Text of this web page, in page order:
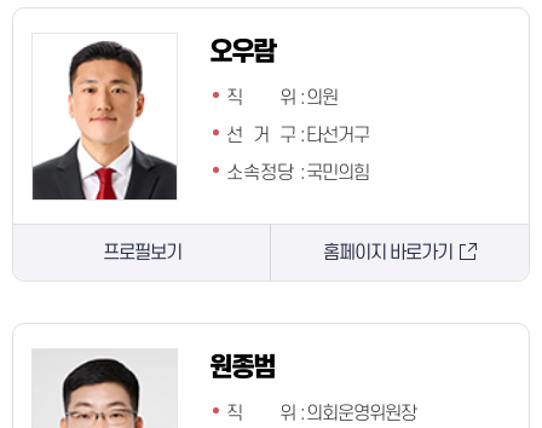
오우람
직 위
:의원
선 거 구 : 타선거구
소속정당 :국민의힘
프로필보기 홈페이지 바로가기
원종범
직 위
:의회운영위원장